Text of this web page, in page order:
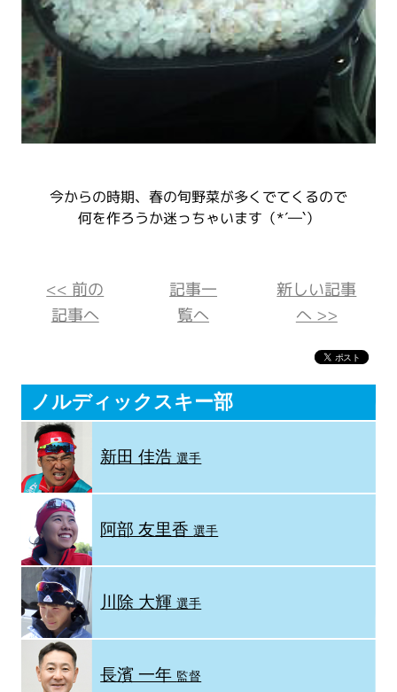
今からの時期、春の旬野菜が多くでてくるので
何を作ろうか迷っちゃいます（*´―`）
<< 前の
記事へ
記事一
覧へ
新しい記事
へ >>
ノルディックスキー部
新田 佳浩選手
阿部 友里香選手
川除 大輝選手
長濱 一年 監督